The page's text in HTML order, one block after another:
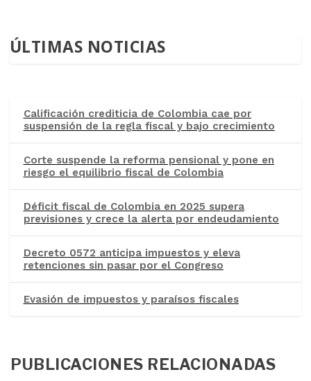
ÚLTIMAS NOTICIAS
Calificación crediticia de Colombia cae por
suspensión de la regla fiscal y bajo crecimiento
Corte suspende la reforma pensional y pone en
riesgo el equilibrio fiscal de Colombia
Déficit fiscal de Colombia en 2025 supera
previsiones y crece la alerta por endeudamiento
Decreto 0572 anticipa impuestos y eleva
retenciones sin pasar por el Congreso
Evasión de impuestos y paraísos fiscales
PUBLICACIONES RELACIONADAS